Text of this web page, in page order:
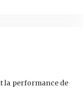
la performance de